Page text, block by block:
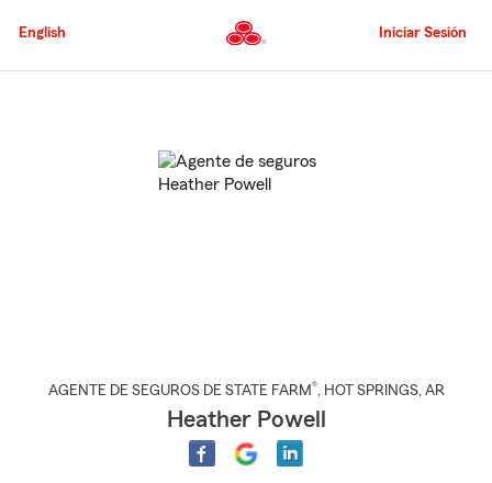
al
principal
English Iniciar Sesión
AGENTE DE SEGUROS DE STATE FARM®, HOT SPRINGS, AR
Heather Powell